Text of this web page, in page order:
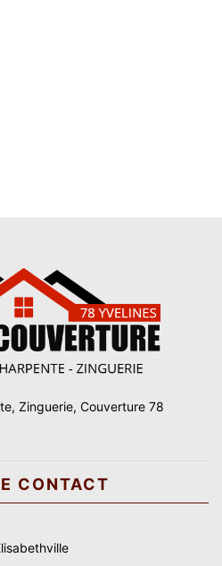
Zinguerie, Couverture 78
CONTACT